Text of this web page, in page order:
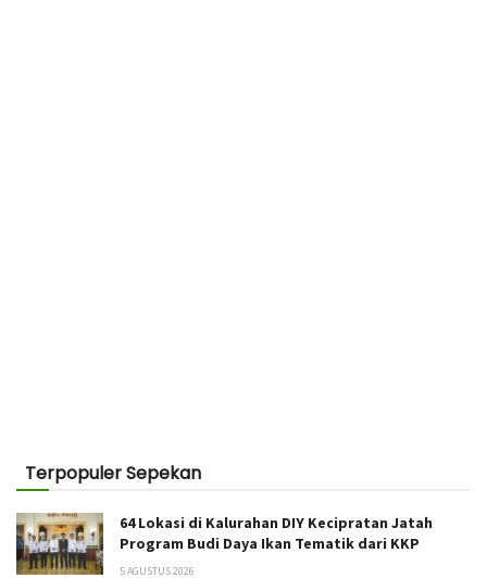
Terpopuler Sepekan
64 Lokasi di Kalurahan DIY Kecipratan Jatah
Program Budi Daya Ikan Tematik dari KKP
5 AGUSTUS 2026